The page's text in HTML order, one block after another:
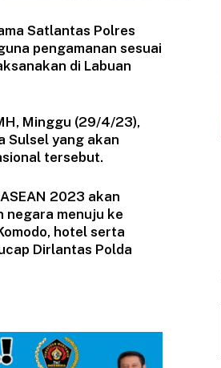
Satlantas Polres
pengamanan sesuai
di Labuan
Minggu (29/4/23),
Sulsel yang akan
tersebut.
2023 akan
negara menuju ke
hotel serta
Dirlantas Polda